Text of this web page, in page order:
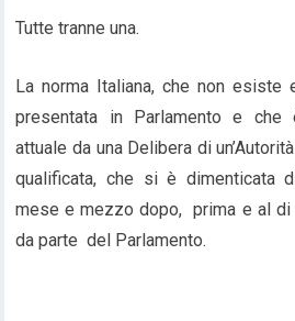
Tutte tranne una.
La norma Italiana, che non
presentata in Parlamento e
attuale da una Delibera di
qualificata, che si è dimenticata
mese e mezzo dopo, prima e al
da parte del Parlamento.